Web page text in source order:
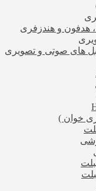
هدفون و هندزفری
های صوتی و تصویری
خوان )